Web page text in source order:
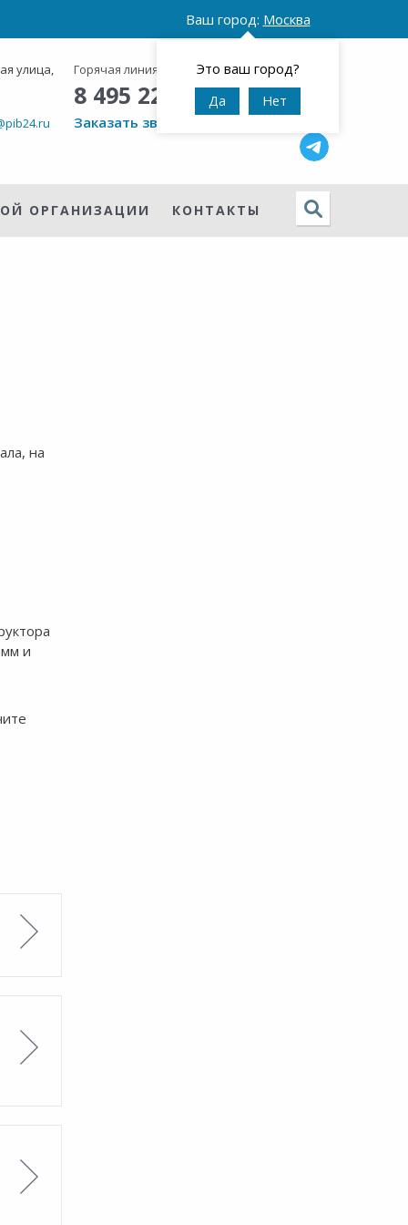
Ваш город: Москва
Это ваш город?
Да Нет
улица, Горячая линия: Круглосуточно
8 495 223 38 48
Заказать звонок
ОРГАНИЗАЦИИ КОНТАКТЫ
на
и